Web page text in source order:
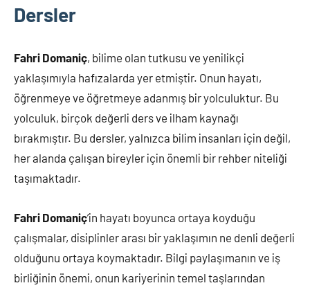
Dersler
Fahri Domaniç, bilime olan tutkusu ve yenilikçi
yaklaşımıyla hafızalarda yer etmiştir. Onun hayatı,
öğrenmeye ve öğretmeye adanmış bir yolculuktur. Bu
yolculuk, birçok değerli ders ve ilham kaynağı
bırakmıştır. Bu dersler, yalnızca bilim insanları için değil,
her alanda çalışan bireyler için önemli bir rehber niteliği
taşımaktadır.
Fahri Domaniç’in hayatı boyunca ortaya koyduğu
çalışmalar, disiplinler arası bir yaklaşımın ne denli değerli
olduğunu ortaya koymaktadır. Bilgi paylaşımanın ve iş
birliğinin önemi, onun kariyerinin temel taşlarından